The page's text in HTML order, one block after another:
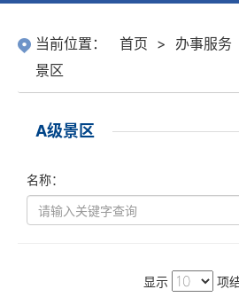
当前位置： 首页 > 办事服务
景区
A级景区
名称：
显示 项